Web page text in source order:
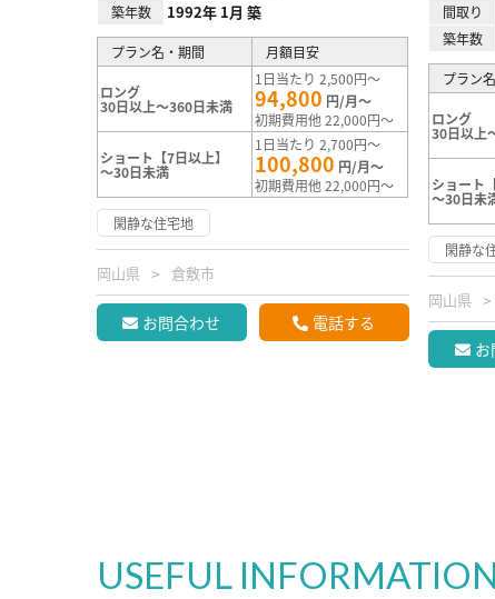
築年数 1992年 1月 築
プラン名・期間 月額目安
ロング
30日以上～360日未満
1日当たり 2,500円～
94,800 円/月～
初期費用他 22,000円～
ショート【7日以上】
～30日未満
1日当たり 2,700円～
100,800 円/月～
初期費用他 22,000円～
閑静な住宅地
岡山県 倉敷市
お問合わせ 電話する
間取り
築年数
プラン
ロング
30日以上
ショート
～30日未
閑静な
岡山県
お
USEFUL INFORMATION